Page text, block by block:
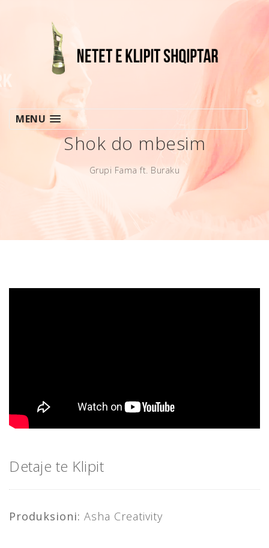
MENU
Shok do mbesim
Grupi Fama ft. Buraku
Detaje te Klipit
Produksioni: Asha Creativity